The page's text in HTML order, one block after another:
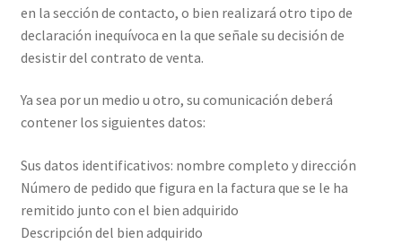
en la sección de contacto, o bien realizará otro tipo de
declaración inequívoca en la que señale su decisión de
desistir del contrato de venta.
Ya sea por un medio u otro, su comunicación deberá
contener los siguientes datos:
Sus datos identificativos: nombre completo y dirección
Número de pedido que figura en la factura que se le ha
remitido junto con el bien adquirido
Descripción del bien adquirido